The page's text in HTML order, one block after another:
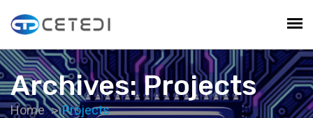
Archives: Projects
Home Projects